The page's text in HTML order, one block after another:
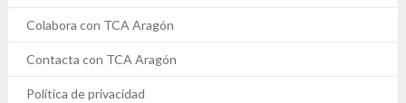
Colabora con TCA Aragón
Contacta con TCA Aragón
Política de privacidad